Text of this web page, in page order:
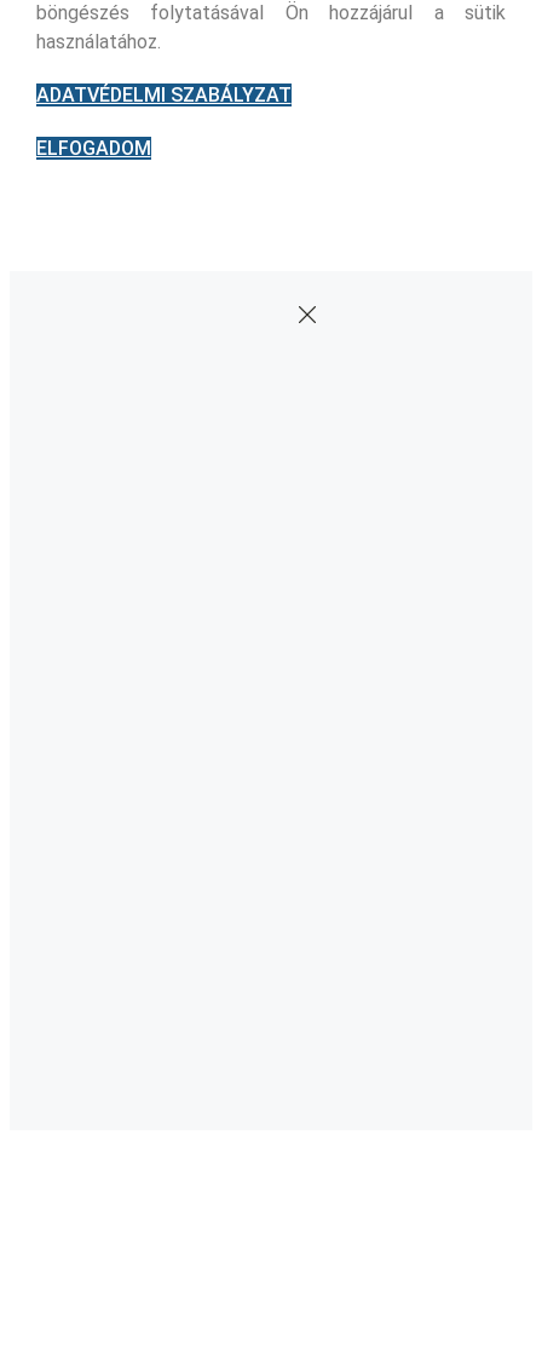
böngészés folytatásával Ön hozzájárul a sütik
használatához.
ADATVÉDELMI SZABÁLYZAT
ELFOGADOM